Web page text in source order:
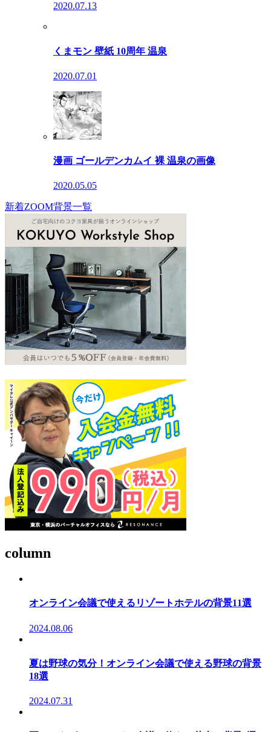
2020.07.13
くまモン 壁紙 10周年 温泉
2020.07.01
漫画 ゴールデンカムイ 裸 温泉の画像
2020.05.05
新着ZOOM背景一覧
column
オンライン会議で使えるリゾートホテルの背景11選
2024.08.06
夏は野球の気分！オンライン会議で使える野球の背景
18選
2024.07.31